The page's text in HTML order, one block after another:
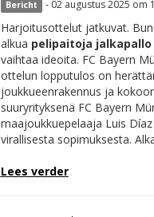
Bericht - 02 augustus 2025 om
Harjoitusottelut jatkuvat.
alkua pelipaitoja jalkapallo
vaihtaa ideoita. FC Bayern
ottelun lopputulos on
joukkueenrakennus ja
suuryrityksenä FC Bayern
maajoukkuepelaaja Luis
virallisesta sopimuksesta.
Lees verder